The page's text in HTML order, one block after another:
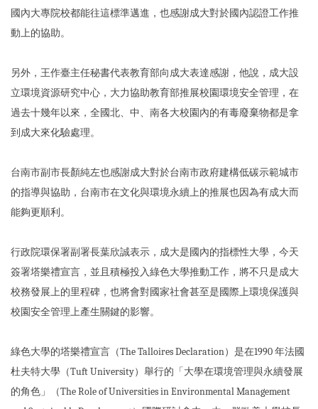
國內大專院校都能往這標準邁進，也感謝成大對於國內認證工作推
動上的協助。
另外，王作臺主任秘書代表教育部向成大表達感謝，他說，成大設
立環境資源研究中心，大力協助教育部推展校園環境安全管理，在
過去十幾年以來，全國北、中、南各大校園內的有毒廢棄物都是拿
到成大來化驗處理。
台南市副市長顏純左也感謝成大對於台南市政府建構低碳示範城市
的指導與協助，台南市在文化與環境永續上的推展也因為有成大而
能夠更順利。
行政院環保署副署長葉欣誠表示，成大是國內的指標性大學，今天
簽署塔樂禮宣言，並且積極投入綠色大學推動工作，將不只是成大
校務發展上的里程碑，也將會對國家社會甚至是國際上環境保護與
校園安全管理上產生關鍵的影響。
綠色大學的塔樂禮宣言（The Talloires Declaration）是在1990 年法國
杜夫特大學（Tuft University）舉行的「大學在環境管理與永續發展
的角色」（The Role of Universities in Environmental Management